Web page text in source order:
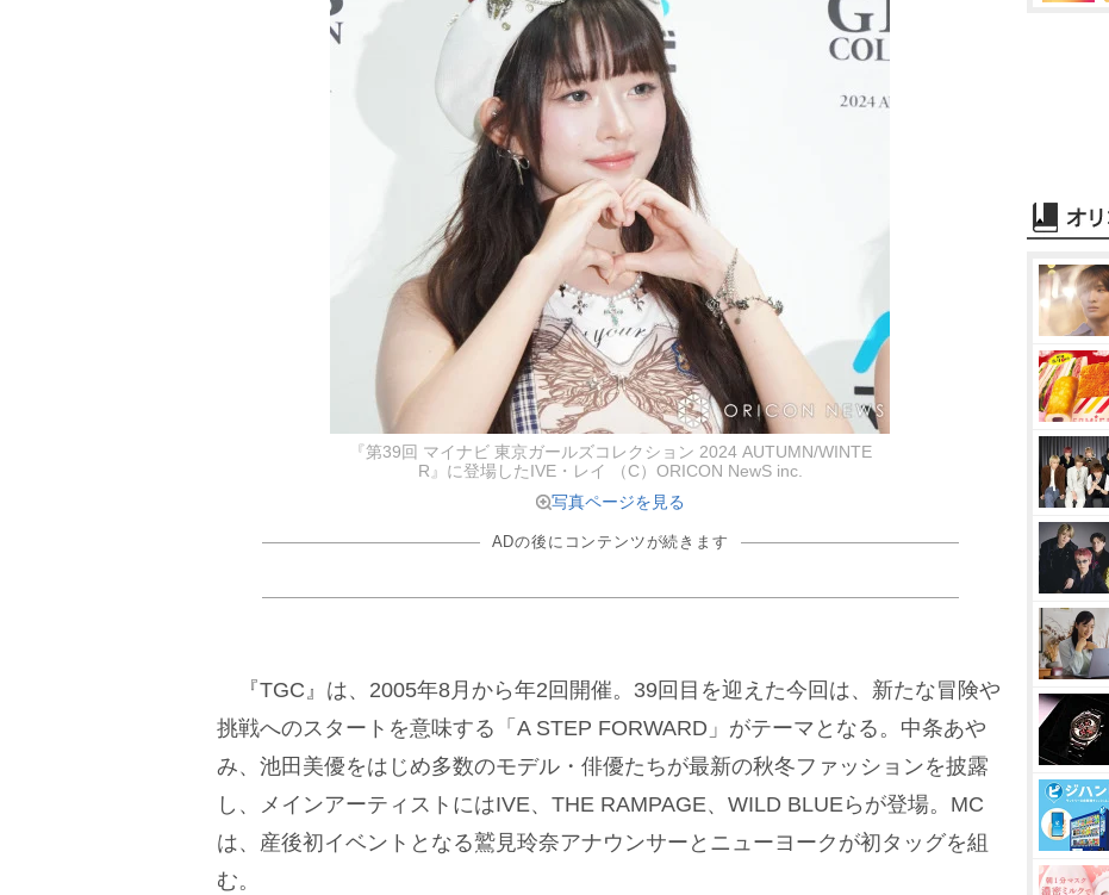
『第39回 マイナビ 東京ガールズコレクション 2024 AUTUMN/WINTE
R』に登場したIVE・レイ （C）ORICON NewS inc.
写真ページを見る
ADの後にコンテンツが続きます
『TGC』は、2005年8月から年2回開催。39回目を迎えた今回は、新たな冒険
挑戦へのスタートを意味する「A STEP FORWARD」がテーマとなる。中条あ
み、池田美優をはじめ多数のモデル・俳優たちが最新の秋冬ファッションを披露
し、メインアーティストにはIVE、THE RAMPAGE、WILD BLUEらが登場。MC
は、産後初イベントとなる鷲見玲奈アナウンサーとニューヨークが初タッグを組
む。